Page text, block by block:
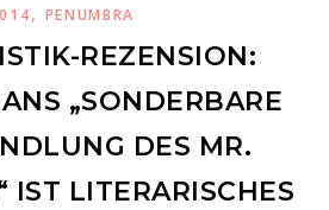
, PENUMBRA
REZENSION:
„SONDERBARE
DES MR.
IST LITERARISCHES